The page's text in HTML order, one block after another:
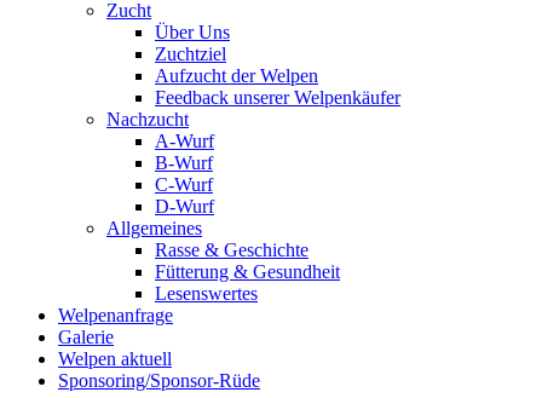
Zucht
Über Uns
Zuchtziel
Aufzucht der Welpen
Feedback unserer Welpenkäufer
Nachzucht
A-Wurf
B-Wurf
C-Wurf
D-Wurf
Allgemeines
Rasse & Geschichte
Fütterung & Gesundheit
Lesenswertes
Welpenanfrage
Galerie
Welpen aktuell
Sponsoring/Sponsor-Rüde